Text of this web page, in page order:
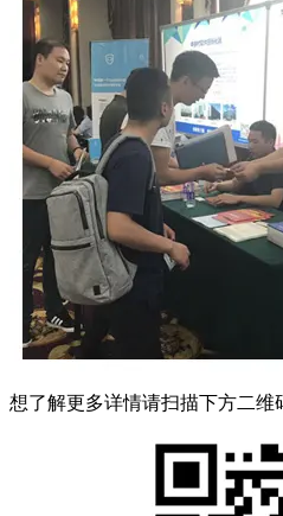
想了解更多详情请扫描下方二维